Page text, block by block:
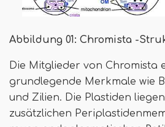
Abbildung 01: Chromista -
Die Mitglieder von Chromista
grundlegende Merkmale wie
und Zilien. Die Plastiden
zusätzlichen